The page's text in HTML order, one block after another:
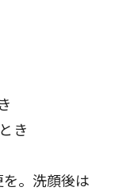
き
。洗顔後は